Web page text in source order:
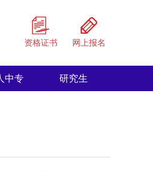
资格证书 网上报名
中专 研究生